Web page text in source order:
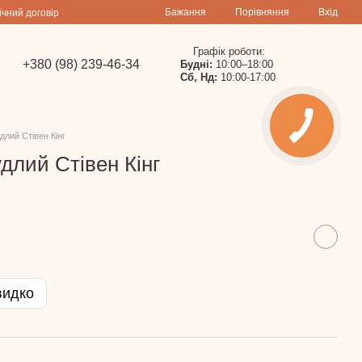
договір Бажання Порівняння Вхід
+380 (98) 239-46-34
Графік роботи:
Будні: 10:00–18:00
Сб, Нд: 10:00-17:00
Стівен Кінг
Стівен Кінг